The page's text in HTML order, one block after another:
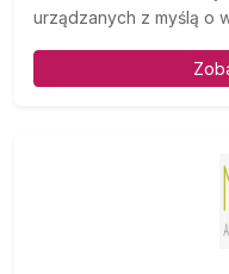
urządzanych z myślą o